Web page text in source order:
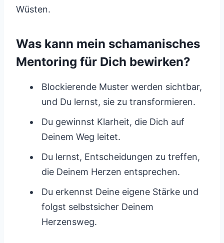
Wüsten.
Was kann mein schamanisches
Mentoring für Dich bewirken?
Blockierende Muster werden sichtbar,
und Du lernst, sie zu transformieren.
Du gewinnst Klarheit, die Dich auf
Deinem Weg leitet.
Du lernst, Entscheidungen zu treffen,
die Deinem Herzen entsprechen.
Du erkennst Deine eigene Stärke und
folgst selbstsicher Deinem
Herzensweg.